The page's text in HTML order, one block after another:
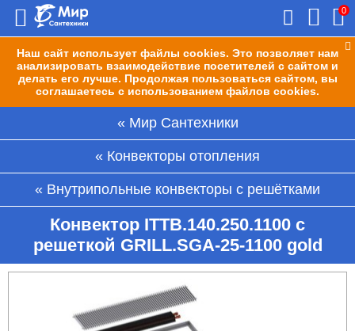
Наш сайт использует файлы cookies. Это позволяет нам
анализировать взаимодействие посетителей с сайтом и
делать его лучше. Продолжая пользоваться сайтом, вы
соглашаетесь с использованием файлов cookies.
0
Мир Сантехники
Конвекторы отопления
Внутрипольные конвекторы с решётками
Конвектор ITTB.140.250.1100 с
решеткой GRILL.SGA-25-1100 gold